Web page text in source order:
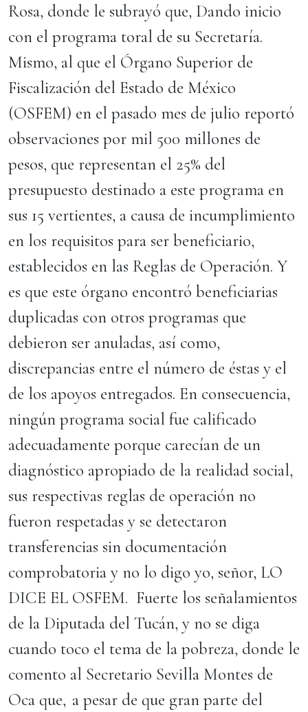
Rosa, donde le subrayó que, Dando inicio
con el programa toral de su Secretaría.
Mismo, al que el Órgano Superior de
Fiscalización del Estado de México
(OSFEM) en el pasado mes de julio reportó
observaciones por mil 500 millones de
pesos, que representan el 25% del
presupuesto destinado a este programa en
sus 15 vertientes, a causa de incumplimiento
en los requisitos para ser beneficiario,
establecidos en las Reglas de Operación. Y
es que este órgano encontró beneficiarias
duplicadas con otros programas que
debieron ser anuladas, así como,
discrepancias entre el número de éstas y el
de los apoyos entregados. En consecuencia,
ningún programa social fue calificado
adecuadamente porque carecían de un
diagnóstico apropiado de la realidad social,
sus respectivas reglas de operación no
fueron respetadas y se detectaron
transferencias sin documentación
comprobatoria y no lo digo yo, señor, LO
DICE EL OSFEM. Fuerte los señalamientos
de la Diputada del Tucán, y no se diga
cuando toco el tema de la pobreza, donde le
comento al Secretario Sevilla Montes de
Oca que, a pesar de que gran parte del